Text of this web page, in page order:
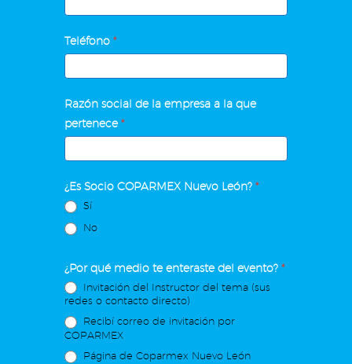
Mandos
Teléfono *
Razón social de la empresa a la que
pertenece*
¿Es Socio COPARMEX Nuevo León? *
Sí
No
¿Por qué medio te enteraste del evento? *
Invitación del Instructor del tema (sus
redes o contacto directo)
Recibí correo de invitación por
COPARMEX
Página de Coparmex Nuevo León